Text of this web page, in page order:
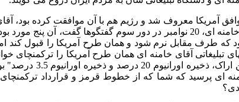
آمریکا معروف شد و رژیم هم با آن موافقت کرده بود،
ای،20 نوامبر در دور سوم گفتگوها گفت، آن پنج مورد
طرف مقابل نرم شود و همان طرح آمریکا را قبول کند اما
تبلیغاتی آقای خامنه ای همان طرح آمریکا را
ذخیره اورانیوم 20 درصد و ذخیره اورانیوم3.5 درصد"
ای پرسید که شما که از خطوط قرمز و قرارداد